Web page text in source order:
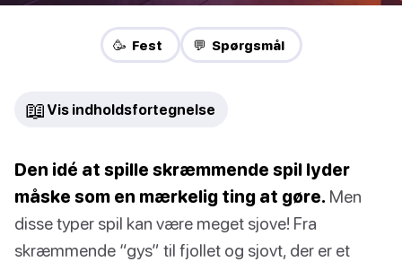
🥳 Fest 💬 Spørgsmål
📖 Vis indholdsfortegnelse
Den idé at spille skræmmende spil lyder
måske som en mærkelig ting at gøre. Men
disse typer spil kan være meget sjove! Fra
skræmmende “gys” til fjollet og sjovt, der er et